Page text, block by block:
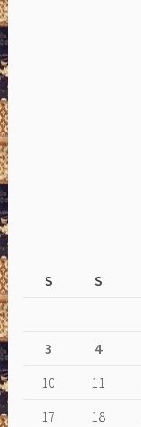
S
S
3
4
10
11
17
18